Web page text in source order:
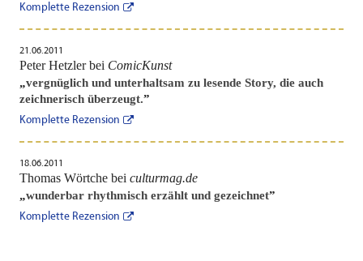
Komplette Rezension
21.06.2011
Peter Hetzler bei ComicKunst
„vergnüglich und unterhaltsam zu lesende Story, die auch
zeichnerisch überzeugt.”
Komplette Rezension
18.06.2011
Thomas Wörtche bei culturmag.de
„wunderbar rhythmisch erzählt und gezeichnet”
Komplette Rezension